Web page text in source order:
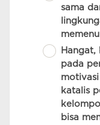
sama
Hangat,
pada
katalis
bisa